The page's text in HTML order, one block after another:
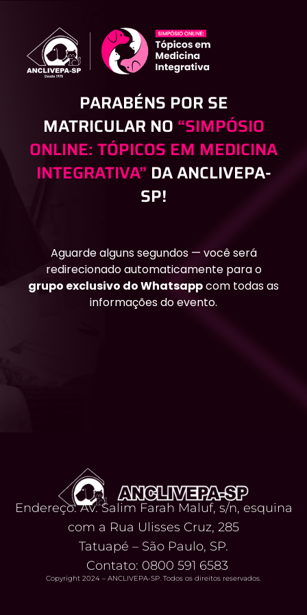
PARABÉNS POR SE
MATRICULAR NO “SIMPÓSIO
ONLINE: TÓPICOS EM MEDICINA
INTEGRATIVA” DA ANCLIVEPA-
SP!
Aguarde alguns segundos — você será
redirecionado automaticamente para o
grupo exclusivo do Whatsappcom todas as
informações do evento.
Endereço: Av. Salim Farah Maluf, s/n, esquina
com a Rua Ulisses Cruz, 285
Tatuapé – São Paulo, SP.
Contato: 0800 591 6583
Copyright 2024 – ANCLIVEPA-SP. Todos os direitos reservados.